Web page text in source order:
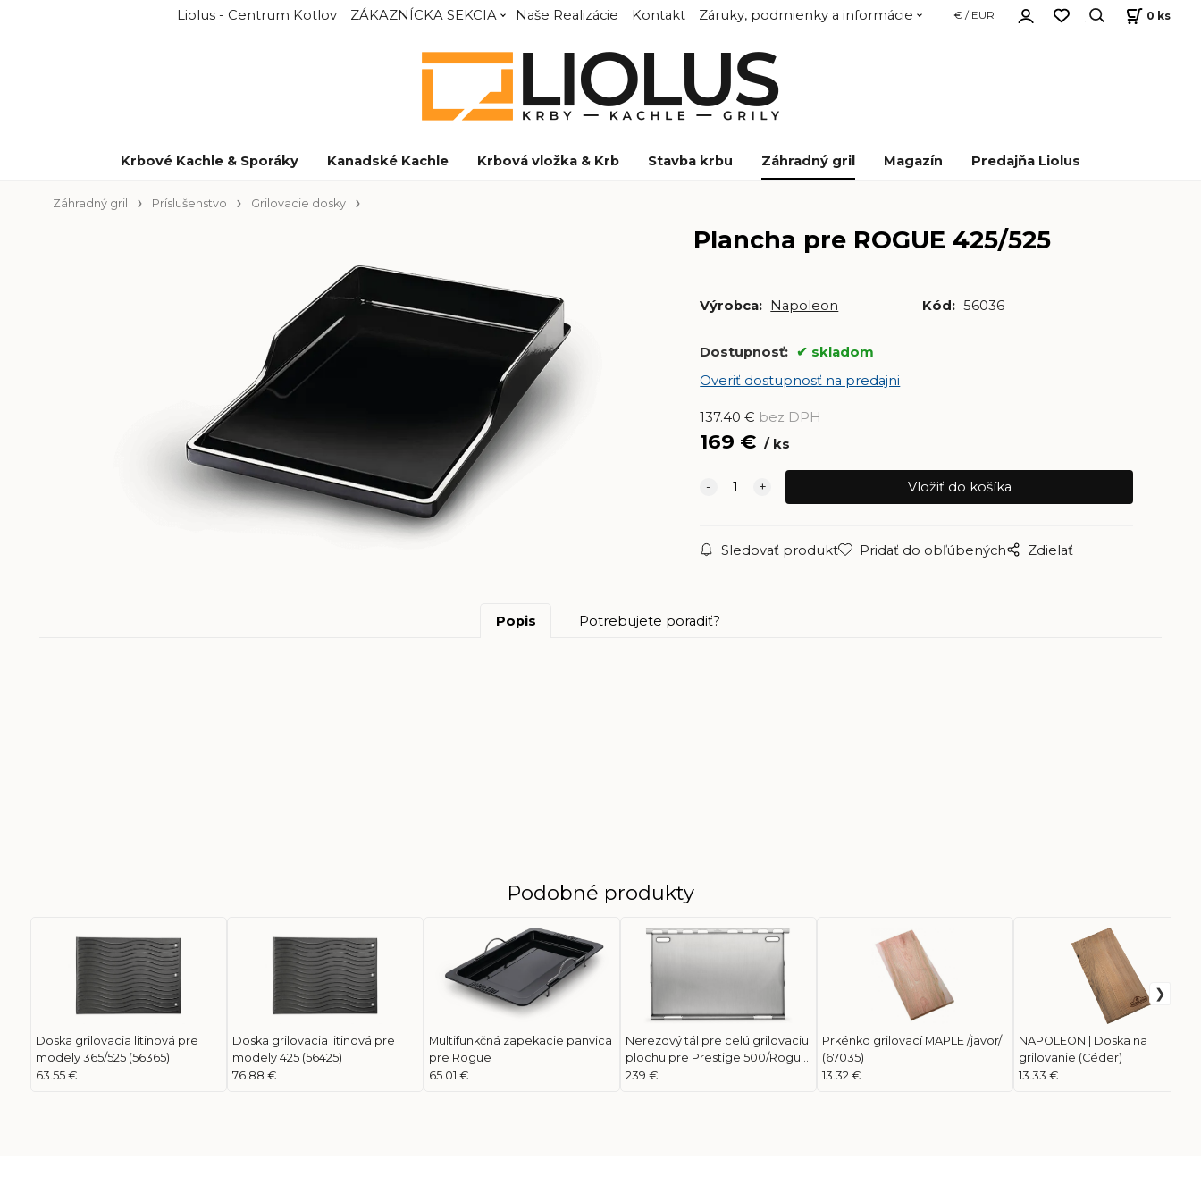
Liolus - Centrum Kotlov ZÁKAZNÍCKA SEKCIA Naše Realizácie Kontakt Záruky, podmienky a informácie € / EUR 0 ks
Krbové Kachle & Sporáky Kanadské Kachle Krbová vložka & Krb Stavba krbu Záhradný gril Magazín Predajňa Liolus
Záhradný gril Príslušenstvo Grilovacie dosky
Plancha pre ROGUE 425/525
Výrobca: Napoleon Kód: 56036
Dostupnosť:
skladom
Overiť dostupnosť na predajni
137.40 € bez DPH
169 € ks
Sledovať produkt Pridať do obľúbených Zdielať
Popis Potrebujete poradiť?
Podobné produkty
Doska grilovacia litinová pre
modely 365/525 (56365)
63.55 €
Doska grilovacia litinová pre
modely 425 (56425)
76.88 €
Multifunkčná zapekacie panvica
pre Rogue
65.01 €
Nerezový tál pre celú grilovaciu
plochu pre Prestige 500/Rogue
525
239 €
Prkénko grilovací MAPLE /javor/
(67035)
13.32 €
NAPOLEON | Doska na
grilovanie (Céder)
13.33 €